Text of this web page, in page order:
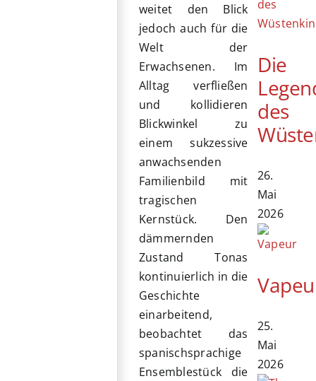
weitet den Blick
jedoch auch für die
Welt der
Erwachsenen. Im
Alltag verfließen
und kollidieren
Blickwinkel zu
einem sukzessive
anwachsenden
Familienbild mit
tragischen
Kernstück. Den
dämmernden
Zustand Tonas
kontinuierlich in die
Geschichte
einarbeitend,
beobachtet das
spanischsprachige
Ensemblestück die
Die
des
26.
Mai
2026
25.
Mai
2026